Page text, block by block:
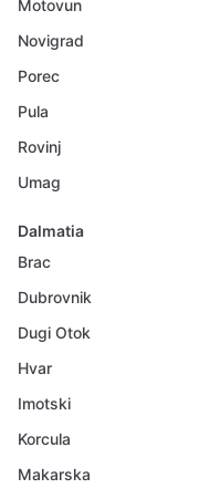
Motovun
Novigrad
Porec
Pula
Rovinj
Umag
Dalmatia
Brac
Dubrovnik
Dugi Otok
Hvar
Imotski
Korcula
Makarska